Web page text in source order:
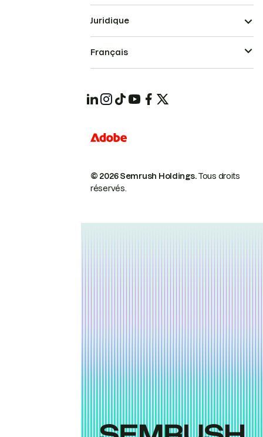
© 2026 Semrush Holdings.Tous droits
réservés.
Juridique
Français